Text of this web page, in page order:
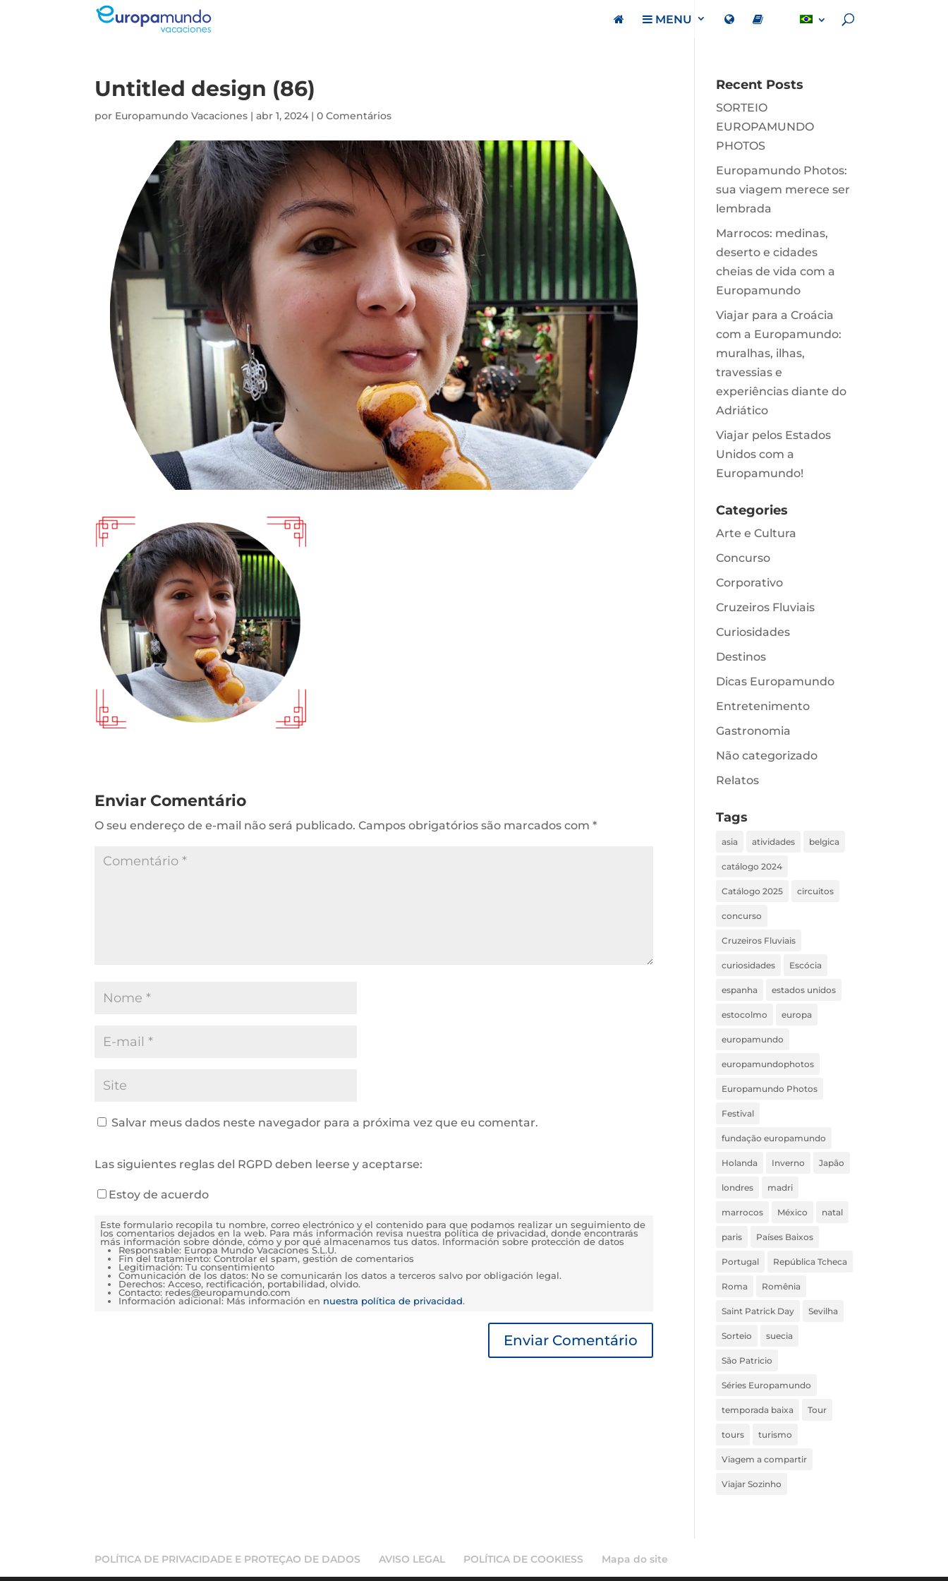
MENU
Untitled design (86)
por Europamundo Vacaciones |abr 1, 2024 |0 Comentários
Enviar Comentário
O seu endereço de e-mail não será publicado. Campos obrigatórios são marcados com*
Salvar meus dados neste navegador para a próxima vez que eu comentar.
Las siguientes reglas del RGPD deben leerse y aceptarse:
Estoy de acuerdo
Este formulario recopila tu nombre, correo electrónico y el contenido para que podamos realizar un seguimiento de
los comentarios dejados en la web. Para más información revisa nuestra política de privacidad, donde encontrarás
más información sobre dónde, cómo y por qué almacenamos tus datos. Información sobre protección de datos
Responsable: Europa Mundo Vacaciones S.L.U.
Fin del tratamiento: Controlar el spam, gestión de comentarios
Legitimación: Tu consentimiento
Comunicación de los datos: No se comunicarán los datos a terceros salvo por obligación legal.
Derechos: Acceso, rectificación, portabilidad, olvido.
Contacto: redes@europamundo.com
Información adicional: Más información en nuestra política de privacidad.
Recent Posts
SORTEIO
EUROPAMUNDO
PHOTOS
Europamundo Photos:
sua viagem merece ser
lembrada
Marrocos: medinas,
deserto e cidades
cheias de vida com a
Europamundo
Viajar para a Croácia
com a Europamundo:
muralhas, ilhas,
travessias e
experiências diante do
Adriático
Viajar pelos Estados
Unidos com a
Europamundo!
Categories
Arte e Cultura
Concurso
Corporativo
Cruzeiros Fluviais
Curiosidades
Destinos
Dicas Europamundo
Entretenimento
Gastronomia
Não categorizado
Relatos
Tags
asia atividades belgica
catálogo 2024
Catálogo 2025 circuitos
concurso
Cruzeiros Fluviais
curiosidades Escócia
espanha estados unidos
estocolmo europa
europamundo
europamundophotos
Europamundo Photos
Festival
fundação europamundo
Holanda Inverno Japão
londres madri
marrocos México natal
paris Países Baixos
Portugal República Tcheca
Roma Romênia
Saint Patrick Day Sevilha
Sorteio suecia
São Patricio
Séries Europamundo
temporada baixa Tour
tours turismo
Viagem a compartir
Viajar Sozinho
POLÍTICA DE PRIVACIDADE E PROTEÇAO DE DADOS AVISO LEGAL POLÍTICA DE COOKIESS Mapa do site